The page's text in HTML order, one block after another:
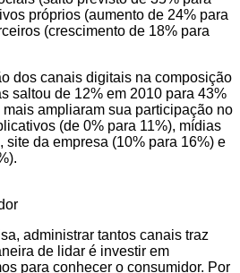
próprios (aumento de 24% para
(crescimento de 18% para
dos canais digitais na composição
saltou de 12% em 2010 para 43%
ampliaram sua participação no
(de 0% para 11%), mídias
site da empresa (10% para 16%) e
administrar tantos canais traz
de lidar é investir em
para conhecer o consumidor. Por